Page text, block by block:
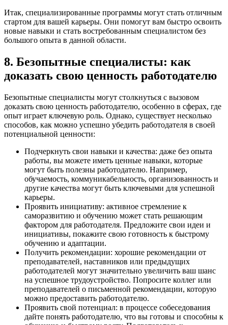
Итак, специализированные программы могут стать отличным
стартом для вашей карьеры. Они помогут вам быстро освоить
новые навыки и стать востребованным специалистом без
большого опыта в данной области.
8. Безопытные специалисты: как
доказать свою ценность работодателю
Безопытные специалисты могут столкнуться с вызовом
доказать свою ценность работодателю, особенно в сферах, где
опыт играет ключевую роль. Однако, существует несколько
способов, как можно успешно убедить работодателя в своей
потенциальной ценности:
Подчеркнуть свои навыки и качества: даже без опыта
работы, вы можете иметь ценные навыки, которые
могут быть полезны работодателю. Например,
обучаемость, коммуникабельность, организованность и
другие качества могут быть ключевыми для успешной
карьеры.
Проявить инициативу: активное стремление к
саморазвитию и обучению может стать решающим
фактором для работодателя. Предложите свои идеи и
инициативы, покажите свою готовность к быстрому
обучению и адаптации.
Получить рекомендации: хорошие рекомендации от
преподавателей, наставников или предыдущих
работодателей могут значительно увеличить ваш шанс
на успешное трудоустройство. Попросите коллег или
преподавателей о письменной рекомендации, которую
можно предоставить работодателю.
Проявить свой потенциал: в процессе собеседования
дайте понять работодателю, что вы готовы и способны к